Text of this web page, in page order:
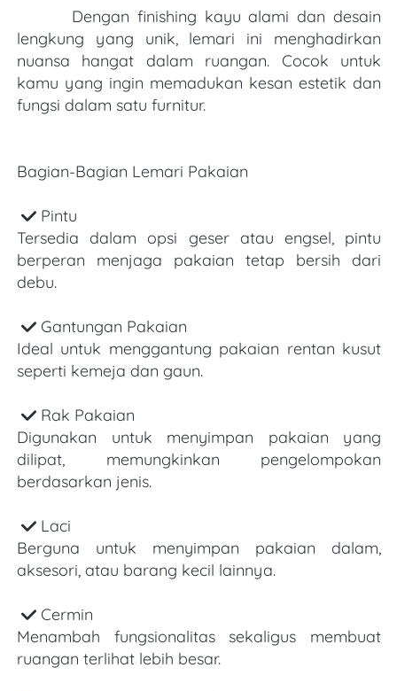
Dengan finishing kayu alami dan desain
lengkung yang unik, lemari ini menghadirkan
nuansa hangat dalam ruangan. Cocok untuk
kamu yang ingin memadukan kesan estetik dan
fungsi dalam satu furnitur.
Bagian-Bagian Lemari Pakaian
Pintu
Tersedia dalam opsi geser atau engsel, pintu
berperan menjaga pakaian tetap bersih dari
debu.
Gantungan Pakaian
Ideal untuk menggantung pakaian rentan kusut
seperti kemeja dan gaun.
Rak Pakaian
Digunakan untuk menyimpan pakaian yang
dilipat, memungkinkan pengelompokan
berdasarkan jenis.
Laci
Berguna untuk menyimpan pakaian dalam,
aksesori, atau barang kecil lainnya.
Cermin
Menambah fungsionalitas sekaligus membuat
ruangan terlihat lebih besar.